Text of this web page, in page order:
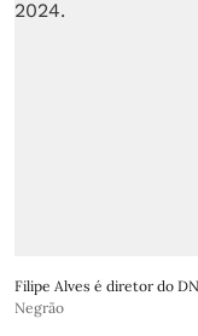
Filipe Alves é diretor do
Negrão